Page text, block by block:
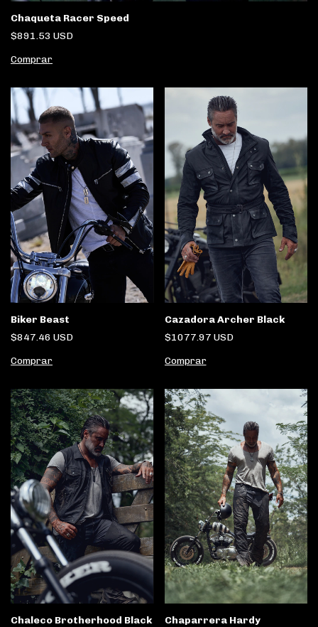
Chaqueta Racer Speed
$891.53 USD
Comprar
Biker Beast
$847.46 USD
Comprar
Cazadora Archer Black
$1077.97 USD
Comprar
Chaleco Brotherhood Black
Chaparrera Hardy